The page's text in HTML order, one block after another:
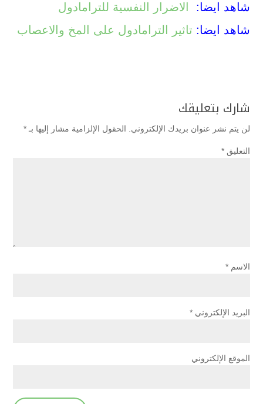
شاهد ايضا:
الاضرار النفسية للترامادول
شاهد ايضا: تاثير الترامادول على المخ والاعصاب
شارك بتعليقك
لن يتم نشر عنوان بريدك الإلكتروني. الحقول الإلزامية مشار إليها بـ *
التعليق *
الاسم *
البريد الإلكتروني *
الموقع الإلكتروني